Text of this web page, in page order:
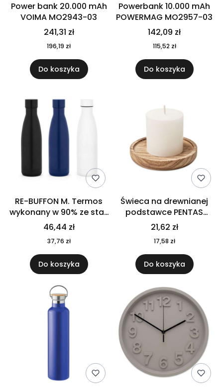
Power bank 20.000 mAh
VOIMA MO2943-03
241,31 zł
196,19 zł
Do koszyka
Powerbank 10.000 mAh
POWERMAG MO2957-03
142,09 zł
115,52 zł
Do koszyka
RE-BUFFON M. Termos
wykonany w 90% ze stali
nierdzewnej
pochodzącej z
recyklingu 520 ml 94294
46,44 zł
37,76 zł
Do koszyka
Świeca na drewnianej
podstawce PENTAS
MO6282-40
21,62 zł
17,58 zł
Do koszyka